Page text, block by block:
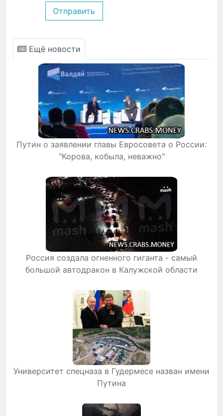
Отправить
Ещё новости
Путин о заявлении главы Евросовета о России:
"Корова, кобыла, неважно"
Россия создала огненного гиганта - самый
большой автодракон в Калужской области
Университет спецназа в Гудермесе назван имени
Путина